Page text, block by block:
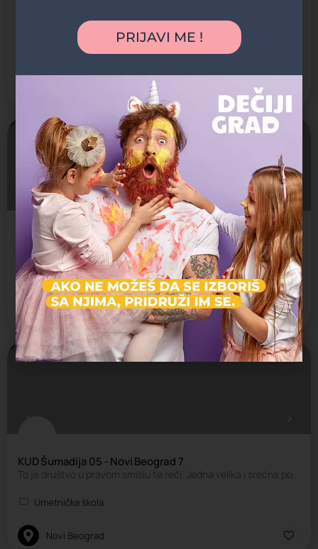
Jazz i savremeni balet
Umetnička škola
KUD Šumadija 05 - Novi Beograd 3
To je društvo u pravom smislu te reči. Jedna velika i srećna porodica koja gaji ono što je najlepše u jednom…
Umetnička škola
Novi Beograd
KUD Šumadija 05 - Novi Beograd 7
To je društvo u pravom smislu te reči. Jedna velika i srećna porodica koja gaji ono što je najlepše u jednom…
Umetnička škola
Novi Beograd
PRIJAVI ME !